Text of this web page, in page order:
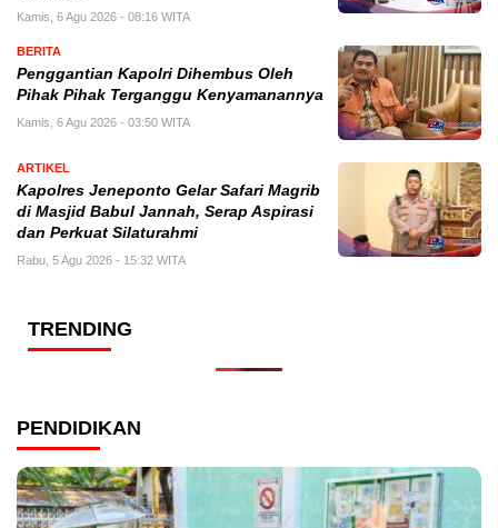
Kamis, 6 Agu 2026 - 08:16 WITA
BERITA
Penggantian Kapolri Dihembus Oleh
Pihak Pihak Terganggu Kenyamanannya
Kamis, 6 Agu 2026 - 03:50 WITA
ARTIKEL
Kapolres Jeneponto Gelar Safari Magrib
di Masjid Babul Jannah, Serap Aspirasi
dan Perkuat Silaturahmi
Rabu, 5 Agu 2026 - 15:32 WITA
TRENDING
PENDIDIKAN